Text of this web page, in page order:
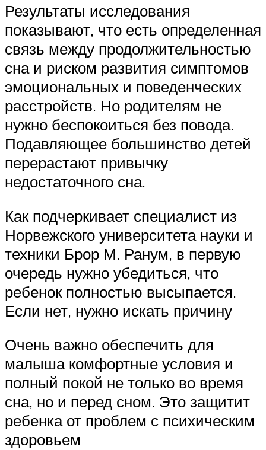
Результаты исследования
показывают, что есть определенная
связь между продолжительностью
сна и риском развития симптомов
эмоциональных и поведенческих
расстройств. Но родителям не
нужно беспокоиться без повода.
Подавляющее большинство детей
перерастают привычку
недостаточного сна.
Как подчеркивает специалист из
Норвежского университета науки и
техники Брор М. Ранум, в первую
очередь нужно убедиться, что
ребенок полностью высыпается.
Если нет, нужно искать причину
Очень важно обеспечить для
малыша комфортные условия и
полный покой не только во время
сна, но и перед сном. Это защитит
ребенка от проблем с психическим
здоровьем